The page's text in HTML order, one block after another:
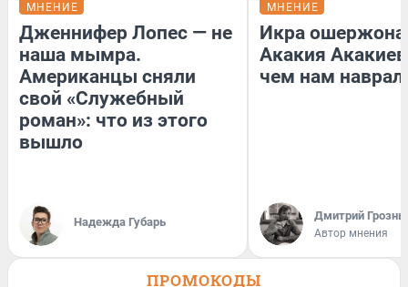
МНЕНИЕ
Дженнифер Лопес — не
наша мымра.
Американцы сняли
свой «Служебный
роман»: что из этого
вышло
Надежда Губарь
МНЕНИЕ
Икра
Акакия
чем нам
Дмитрий
Автор мнения
ПРОМОКОДЫ